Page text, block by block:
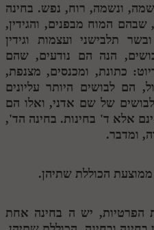
ונשמה, רוח, נפש. בחינה
המוח מבפנים, והגידין,
תלבישני ועצמות וגידין
הנה הם נודעים, שהם
כתונת, ומכנסים, מצנפת,
הם לבושים היותר עליונים
של שם אדני, ואלו הם
אלא ד' בחינות. בחינה הד',
ומדבר.
ממוצעת הכוללת שתיהן.
הפרטיות, יש ה בחינה אחת